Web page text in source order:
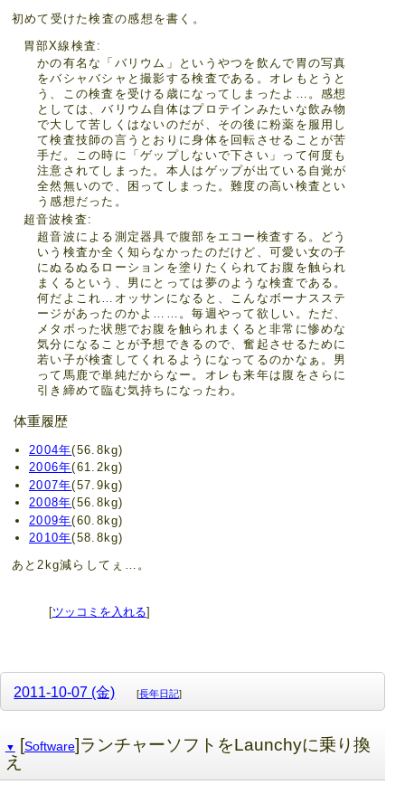
初めて受けた検査の感想を書く。
胃部X線検査
かの有名な「バリウム」というやつを飲んで胃の写真
をバシャバシャと撮影する検査である。オレもとうと
う、この検査を受ける歳になってしまったよ…。感想
としては、バリウム自体はプロテインみたいな飲み物
で大して苦しくはないのだが、その後に粉薬を服用し
て検査技師の言うとおりに身体を回転させることが苦
手だ。この時に「ゲップしないで下さい」って何度も
注意されてしまった。本人はゲップが出ている自覚が
全然無いので、困ってしまった。難度の高い検査とい
う感想だった。
超音波検査
超音波による測定器具で腹部をエコー検査する。どう
いう検査か全く知らなかったのだけど、可愛い女の子
にぬるぬるローションを塗りたくられてお腹を触られ
まくるという、男にとっては夢のような検査である。
何だよこれ…オッサンになると、こんなボーナスステ
ージがあったのかよ……。毎週やって欲しい。ただ、
メタボった状態でお腹を触られまくると非常に惨めな
気分になることが予想できるので、奮起させるために
若い子が検査してくれるようになってるのかなぁ。男
って馬鹿で単純だからなー。オレも来年は腹をさらに
引き締めて臨む気持ちになったわ。
体重履歴
2004年(56.8kg)
2006年(61.2kg)
2007年(57.9kg)
2008年(56.8kg)
2009年(60.8kg)
2010年(58.8kg)
あと2kg減らしてぇ…。
[ツッコミを入れる]
2011-10-07 (金) [長年日記]
▼ [Software]ランチャーソフトをLaunchyに乗り換
え